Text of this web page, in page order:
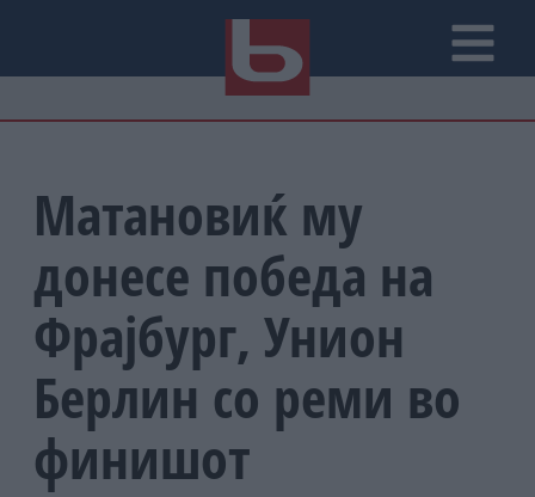
Матановиќ му
донесе победа на
Фрајбург, Унион
Берлин со реми во
финишот